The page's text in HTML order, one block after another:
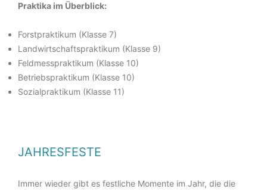
Praktika im Überblick:
Forstpraktikum (Klasse 7)
Landwirtschaftspraktikum (Klasse 9)
Feldmesspraktikum (Klasse 10)
Betriebspraktikum (Klasse 10)
Sozialpraktikum (Klasse 11)
JAHRESFESTE
Immer wieder gibt es festliche Momente im Jahr, die die